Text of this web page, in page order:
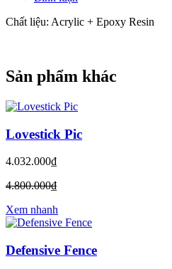
Chất liệu: Acrylic + Epoxy Resin
Sản phẩm khác
Lovestick Pic
4.032.000₫
4.800.000₫
Xem nhanh
Defensive Fence